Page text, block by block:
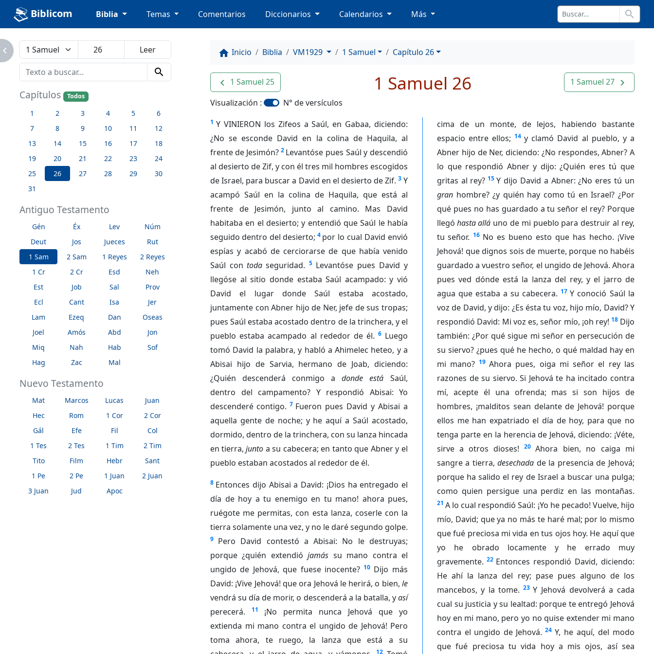
Biblicom Biblia Temas Comentarios Diccionarios Calendarios Más search
search
Capítulos Todos
1 2 3 4 5
6
7
8 9 10 11
12
13
14 15 16 17
18
19
20 21 22 23
24
25
26 27 28 29
30
31
Antiguo Testamento
Gén Éx Lev
Núm
Deut
Jos Jueces
Rut
1 Sam
2 Sam 1 Reyes
2 Reyes
1 Cr
2 Cr Esd
Neh
Est
Job Sal
Prov
Ecl
Cant Isa
Jer
Lam
Ezeq Dan
Oseas
Joel
Amós Abd
Jon
Miq
Nah Hab
Sof
Hag
Zac Mal
Nuevo Testamento
Mat Marcos Lucas
Juan
Hec
Rom 1 Cor
2 Cor
Gál
Efe Fil
Col
1 Tes
2 Tes 1 Tim
2 Tim
Tito
Film Hebr
Sant
1 Pe
2 Pe 1 Juan
2 Juan
3 Juan
Jud Apoc
home Inicio Biblia VM1929 1 Samuel Capítulo 26
navigate_before 1 Samuel 25 1 Samuel 27 navigate_next
1 Samuel 26
Visualización : N° de versículos
1 Y VINIERON los Zifeos a Saúl, en Gabaa, diciendo:
¿No se esconde David en la colina de Haquila, al
frente de Jesimón? 2 Levantóse pues Saúl y descendió
al desierto de Zif, y con él tres mil hombres escogidos
de Israel, para buscar a David en el desierto de Zif. 3 Y
acampó Saúl en la colina de Haquila, que está al
frente de Jesimón, junto al camino. Mas David
habitaba en el desierto; y entendió que Saúl le había
seguido dentro del desierto; 4 por lo cual David envió
espías y acabó de cerciorarse de que había venido
Saúl con toda seguridad. 5 Levantóse pues David y
llegóse al sitio donde estaba Saúl acampado: y vió
David el lugar donde Saúl estaba acostado,
juntamente con Abner hijo de Ner, jefe de sus tropas;
pues Saúl estaba acostado dentro de la trinchera, y el
pueblo estaba acampado al rededor de él. 6 Luego
tomó David la palabra, y habló a Ahimelec heteo, y a
Abisai hijo de Sarvia, hermano de Joab, diciendo:
¿Quién descenderá conmigo a donde está Saúl,
dentro del campamento? Y respondió Abisai: Yo
descenderé contigo. 7 Fueron pues David y Abisai a
aquella gente de noche; y he aquí a Saúl acostado,
dormido, dentro de la trinchera, con su lanza hincada
en tierra, junto a su cabecera; en tanto que Abner y el
pueblo estaban acostados al rededor de él.
8 Entonces dijo Abisai a David: ¡Dios ha entregado el
día de hoy a tu enemigo en tu mano! ahora pues,
ruégote me permitas, con esta lanza, coserle con la
tierra solamente una vez, y no le daré segundo golpe.
9 Pero David contestó a Abisai: No le destruyas;
porque ¿quién extendió jamás su mano contra el
ungido de Jehová, que fuese inocente? 10 Dijo más
David: ¡Vive Jehová! que ora Jehová le herirá, o bien, le
vendrá su día de morir, o descenderá a la batalla, yasí
perecerá.
11
¡No permita nunca Jehová que yo
extienda mi mano contra el ungido de Jehová! Pero
toma ahora, te ruego, la lanza que está a su
12
cima de un monte, de lejos, habiendo bastante
espacio entre ellos; 14 y clamó David al pueblo, y a
Abner hijo de Ner, diciendo: ¿No respondes, Abner? A
lo que respondió Abner y dijo: ¿Quién eres tú que
gritas al rey? 15 Y dijo David a Abner: ¿No eres tú un
gran hombre? ¿y quién hay como tú en Israel? ¿Por
qué pues no has guardado a tu señor el rey? Porque
llegó hasta allá uno de mi pueblo para destruir al rey,
tu señor. 16 No es bueno esto que has hecho. ¡Vive
Jehová! que dignos sois de muerte, porque no habéis
guardado a vuestro señor, el ungido de Jehová. Ahora
pues ved dónde está la lanza del rey, y el jarro de
agua que estaba a su cabecera. 17 Y conoció Saúl la
voz de David, y dijo: ¿Es ésta tu voz, hijo mío, David? Y
respondió David: Mi voz es, señor mío, ¡oh rey! 18 Dijo
también: ¿Por qué sigue mi señor en persecución de
su siervo? ¿pues qué he hecho, o qué maldad hay en
mi mano? 19 Ahora pues, oiga mi señor el rey las
razones de su siervo. Si Jehová te ha incitado contra
mí, acepte él una ofrenda; mas si son hijos de
hombres, ¡malditos sean delante de Jehová! porque
ellos me han expatriado el día de hoy, para que no
tenga parte en la herencia de Jehová, diciendo: ¡Véte,
sirve a otros dioses!
20 Ahora bien, no caiga mi
sangre a tierra, desechada de la presencia de Jehová;
porque ha salido el rey de Israel a buscar una pulga;
como quien persigue una perdiz en las montañas.
21 A lo cual respondió Saúl: ¡Yo he pecado! Vuelve, hijo
mío, David; que ya no más te haré mal; por lo mismo
que fué preciosa mi vida en tus ojos hoy. He aquí que
yo he obrado locamente y he errado muy
gravemente. 22 Entonces respondió David, diciendo:
He ahí la lanza del rey; pase pues alguno de los
mancebos, y la tome. 23 Y Jehová devolverá a cada
cual su justicia y su lealtad: porque te entregó Jehová
hoy en mi mano, pero yo no quise extender mi mano
contra el ungido de Jehová. 24 Y, he aquí, del modo
que fué preciosa tu vida hoy a mis ojos, así sea